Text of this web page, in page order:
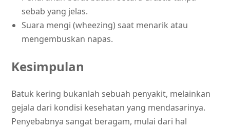
sebab yang jelas.
Suara mengi (wheezing) saat menarik atau
mengembuskan napas.
Kesimpulan
Batuk kering bukanlah sebuah penyakit, melainkan
gejala dari kondisi kesehatan yang mendasarinya.
Penyebabnya sangat beragam, mulai dari hal